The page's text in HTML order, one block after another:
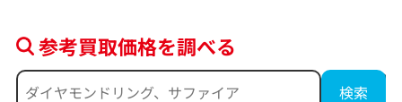
参考買取価格を調べる